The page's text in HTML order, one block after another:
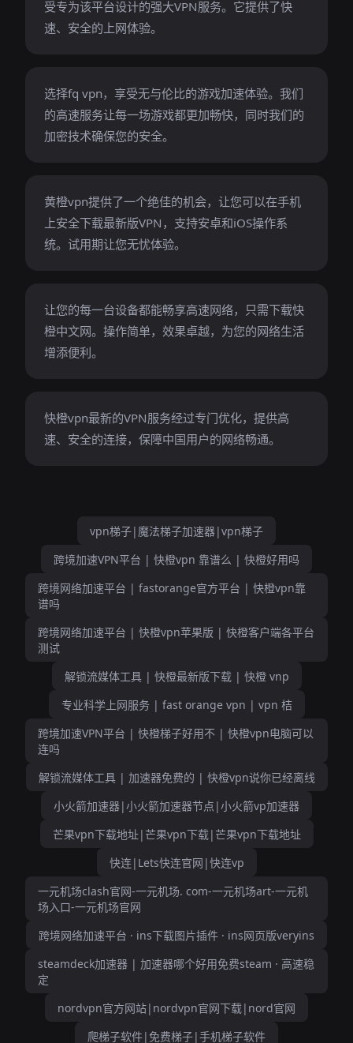
受专为该平台设计的强大VPN服务。它提供了快
速、安全的上网体验。
选择fq vpn，享受无与伦比的游戏加速体验。我们
的高速服务让每一场游戏都更加畅快，同时我们的
加密技术确保您的安全。
黄橙vpn提供了一个绝佳的机会，让您可以在手机
上安全下载最新版VPN，支持安卓和iOS操作系
统。试用期让您无忧体验。
让您的每一台设备都能畅享高速网络，只需下载快
橙中文网。操作简单，效果卓越，为您的网络生活
增添便利。
快橙vpn最新的VPN服务经过专门优化，提供高
速、安全的连接，保障中国用户的网络畅通。
vpn梯子|魔法梯子加速器|vpn梯子
跨境加速VPN平台 | 快橙vpn 靠谱么 | 快橙好用吗
跨境网络加速平台 | fastorange官方平台 | 快橙vpn靠
谱吗
跨境网络加速平台 | 快橙vpn苹果版 | 快橙客户端各平台
测试
解锁流媒体工具 | 快橙最新版下载 | 快橙 vnp
专业科学上网服务 | fast orange vpn | vpn 桔
跨境加速VPN平台 | 快橙梯子好用不 | 快橙vpn电脑可以
连吗
解锁流媒体工具 | 加速器免费的 | 快橙vpn说你已经离线
小火箭加速器|小火箭加速器节点|小火箭vp加速器
芒果vpn下载地址|芒果vpn下载|芒果vpn下载地址
快连|Lets快连官网|快连vp
一元机场clash官网-一元机场. com-一元机场art-一元机
场入口-一元机场官网
跨境网络加速平台 · ins下载图片插件 · ins网页版veryins
steamdeck加速器 | 加速器哪个好用免费steam · 高速稳
定
nordvpn官方网站|nordvpn官网下载|nord官网
爬梯子软件|免费梯子|手机梯子软件